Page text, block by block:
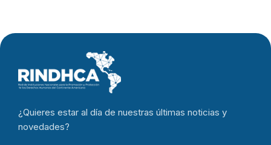
Diverso
alianza para
proteger los
¿Quieres estar al día de nuestras últimas noticias y
novedades?